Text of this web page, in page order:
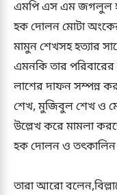
এমপি এস এম জগলুল
হক দোলন মোটা অংকের
মামুন শেখসহ হত্যার
এমনকি তার
লাশের দাফন সম্পন্ন
শেখ, মুজিবুল শেখ ও
উল্লেখ করে মামলা
হক দোলন ও তৎকালিন
তারা আরো